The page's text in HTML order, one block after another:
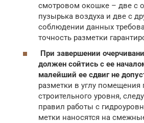
смотровом окошке – две с
пузырька воздуха и две с
соблюдении данных
точность разметки
При завершении
должен сойтись с ее
малейший ее сдвиг не
разметки в углу
строительного уровня,
правил работы с
метки наносятся на